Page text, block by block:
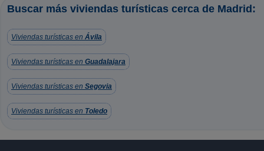
Buscar más viviendas turísticas cerca de Madrid:
Viviendas turísticas en Ávila
Viviendas turísticas en Guadalajara
Viviendas turísticas en Segovia
Viviendas turísticas en Toledo